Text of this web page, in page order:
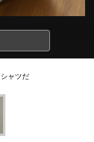
ャツだ